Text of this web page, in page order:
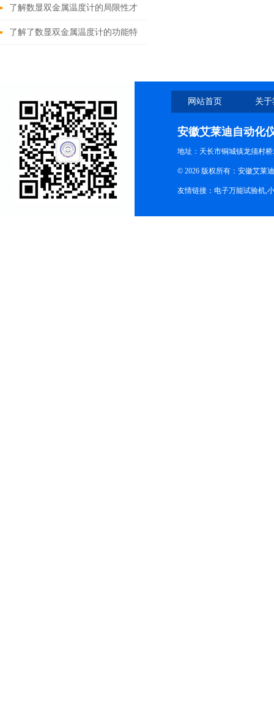
液位计种类及用途
了解数显双金属温度计的局限性才
能更好的使用它
了解了数显双金属温度计的功能特
网站首页 关
安徽艾莱迪自动化
地址：天长市铜城镇龙须村
© 2026 版权所有：安徽艾莱
友情链接： 电子万能试验机,